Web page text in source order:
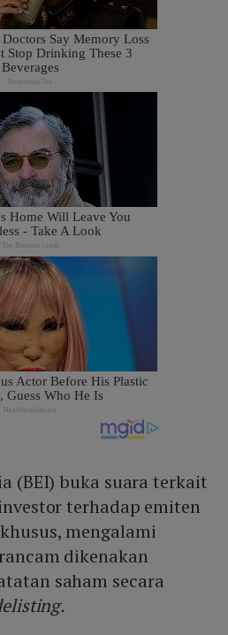
(BEI) buka suara terkait
terhadap emiten
mengalami
dikenakan
saham secara